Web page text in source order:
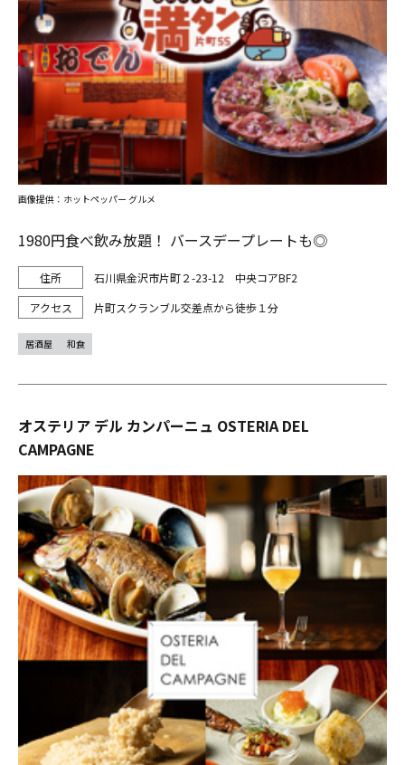
1980円食べ飲み放題！ バースデープレートも◎
石川県金沢市片町２-23-12 中央コアBF2
片町スクランブル交差点から徒歩１分
画像提供：ホットペッパー グルメ
居酒屋 和食
オステリア デル カンパーニュ OSTERIA DEL
CAMPAGNE